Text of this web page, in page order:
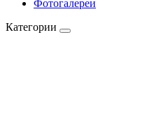
Фотогалереи
Категории